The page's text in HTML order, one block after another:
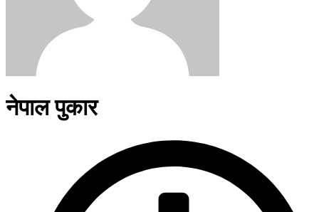
नेपाल पुकार